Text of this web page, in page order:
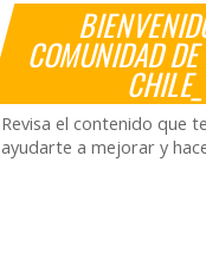
COMUNIDAD
CHILE_
Revisa el contenido que
ayudarte a mejorar y